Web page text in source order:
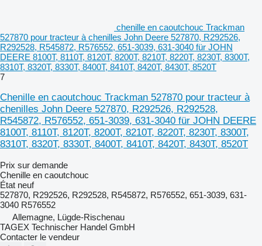
chenille en caoutchouc Trackman
527870 pour tracteur à chenilles John Deere 527870, R292526,
R292528, R545872, R576552, 651-3039, 631-3040 für JOHN
DEERE 8100T, 8110T, 8120T, 8200T, 8210T, 8220T, 8230T, 8300T,
8310T, 8320T, 8330T, 8400T, 8410T, 8420T, 8430T, 8520T
7
Chenille en caoutchouc Trackman 527870 pour tracteur à
chenilles John Deere 527870, R292526, R292528,
R545872, R576552, 651-3039, 631-3040 für JOHN DEERE
8100T, 8110T, 8120T, 8200T, 8210T, 8220T, 8230T, 8300T,
8310T, 8320T, 8330T, 8400T, 8410T, 8420T, 8430T, 8520T
Prix sur demande
Chenille en caoutchouc
État neuf
527870, R292526, R292528, R545872, R576552, 651-3039, 631-
3040 R576552
Allemagne, Lügde-Rischenau
TAGEX Technischer Handel GmbH
Contacter le vendeur